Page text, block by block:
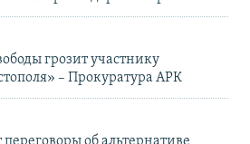
грозит участнику
– Прокуратура АРК